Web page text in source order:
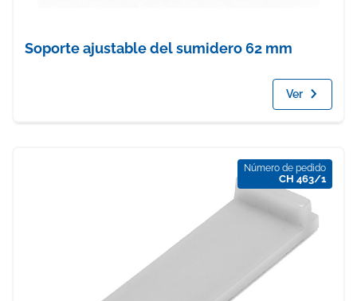
Soporte ajustable del sumidero 62 mm
Ver
Número de pedido
CH 463/1